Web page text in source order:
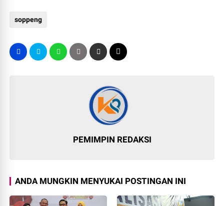
soppeng
PEMIMPIN REDAKSI
ANDA MUNGKIN MENYUKAI POSTINGAN INI